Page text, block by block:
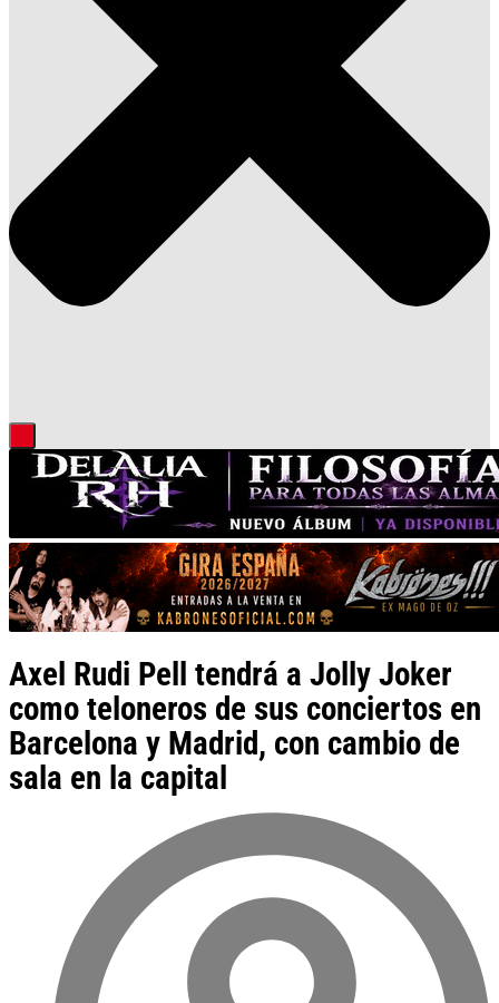
Axel Rudi Pell tendrá a Jolly Joker
como teloneros de sus conciertos en
Barcelona y Madrid, con cambio de
sala en la capital